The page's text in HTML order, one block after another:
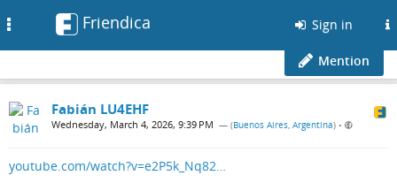
Friendica Sign in
Mention
Fabián LU4EHF
Wednesday, March 4, 2026, 9:39 PM — (Buenos Aires, Argentina) •
youtube.com/watch?v=e2P5k_Nq82…